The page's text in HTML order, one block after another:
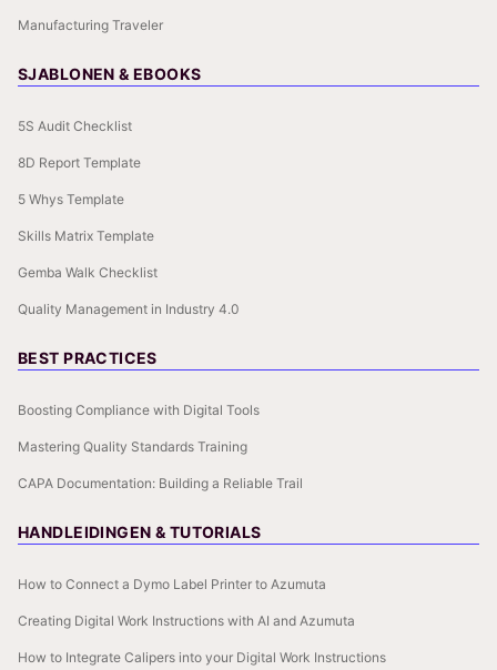
Manufacturing Traveler
SJABLONEN & EBOOKS
5S Audit Checklist
8D Report Template
5 Whys Template
Skills Matrix Template
Gemba Walk Checklist
Quality Management in Industry 4.0
BEST PRACTICES
Boosting Compliance with Digital Tools
Mastering Quality Standards Training
CAPA Documentation: Building a Reliable Trail
HANDLEIDINGEN & TUTORIALS
How to Connect a Dymo Label Printer to Azumuta
Creating Digital Work Instructions with AI and Azumuta
How to Integrate Calipers into your Digital Work Instructions